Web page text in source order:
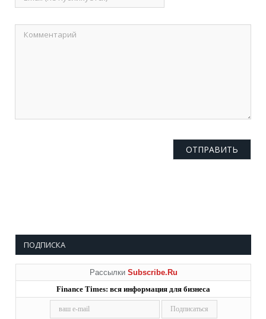
ПОДПИСКА
Рассылки Subscribe.Ru
Finance Times: вся информация для бизнеса